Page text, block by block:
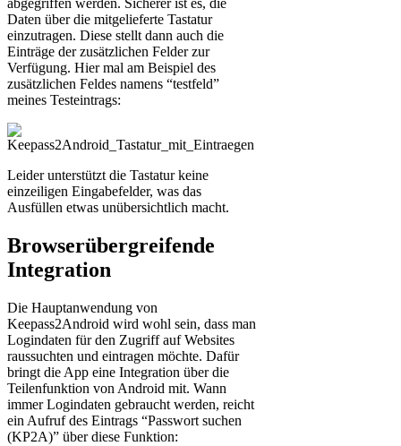
abgegriffen werden. Sicherer ist es, die
Daten über die mitgelieferte Tastatur
einzutragen. Diese stellt dann auch die
Einträge der zusätzlichen Felder zur
Verfügung. Hier mal am Beispiel des
zusätzlichen Feldes namens “testfeld”
meines Testeintrags:
Leider unterstützt die Tastatur keine
einzeiligen Eingabefelder, was das
Ausfüllen etwas unübersichtlich macht.
Browserübergreifende
Integration
Die Hauptanwendung von
Keepass2Android wird wohl sein, dass man
Logindaten für den Zugriff auf Websites
raussuchten und eintragen möchte. Dafür
bringt die App eine Integration über die
Teilenfunktion von Android mit. Wann
immer Logindaten gebraucht werden, reicht
ein Aufruf des Eintrags “Passwort suchen
(KP2A)” über diese Funktion: